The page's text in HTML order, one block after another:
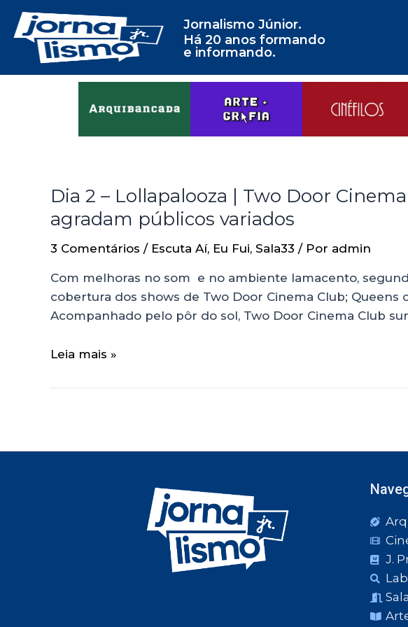
Jornalismo Júnior.
Há 20 anos formando
e informando.
Dia 2 – Lollapalooza | Two Door
agradam públicos variados
3 Comentários / Escuta Aí, Eu Fui, Sala33 / Por admin
Com melhoras no som e no ambiente lamacento,
cobertura dos shows de Two Door Cinema Club;
Acompanhado pelo pôr do sol, Two Door Cinema Club
Leia mais »
J.